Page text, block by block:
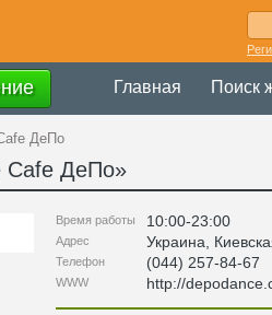
Главная Поиск
ДеПо
Cafe ДеПо»
Время работы 10:00-23:00
Адрес Украина
Телефон (044) 257-84-67
WWW http://